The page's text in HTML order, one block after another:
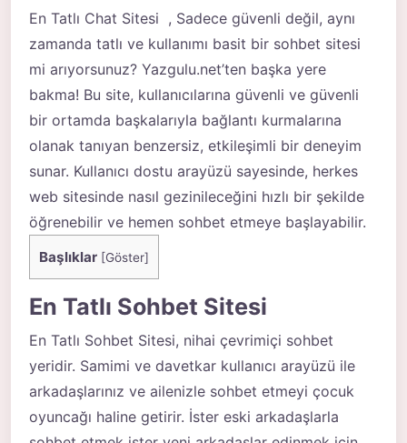
En Tatlı Chat Sitesi , Sadece güvenli değil, aynı
zamanda tatlı ve kullanımı basit bir sohbet sitesi
mi arıyorsunuz? Yazgulu.net’ten başka yere
bakma! Bu site, kullanıcılarına güvenli ve güvenli
bir ortamda başkalarıyla bağlantı kurmalarına
olanak tanıyan benzersiz, etkileşimli bir deneyim
sunar. Kullanıcı dostu arayüzü sayesinde, herkes
web sitesinde nasıl gezinileceğini hızlı bir şekilde
öğrenebilir ve hemen sohbet etmeye başlayabilir.
Başlıklar [Göster]
En Tatlı Sohbet Sitesi
En Tatlı Sohbet Sitesi, nihai çevrimiçi sohbet
yeridir. Samimi ve davetkar kullanıcı arayüzü ile
arkadaşlarınız ve ailenizle sohbet etmeyi çocuk
oyuncağı haline getirir. İster eski arkadaşlarla